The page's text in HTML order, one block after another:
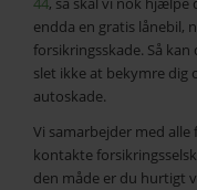
endda en gratis lånebil,
forsikringsskade. Så
slet ikke at bekymre dig
autoskade.
Vi samarbejder med
kontakte
den måde er du hurtigt